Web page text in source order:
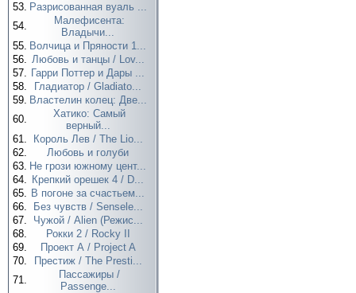
53. Разрисованная вуаль ...
54.
Малефисента:
Владычи...
55. Волчица и Пряности 1...
56. Любовь и танцы / Lov...
57. Гарри Поттер и Дары ...
58.
Гладиатор / Gladiato...
59. Властелин колец: Две...
60.
Хатико: Самый
верный...
61.
Король Лев / The Lio...
62.
Любовь и голуби
63. Не грози южному цент...
64. Крепкий орешек 4 / D...
65. В погоне за счастьем...
66.
Без чувств / Sensele...
67.
Чужой / Alien (Режис...
68.
Рокки 2 / Rocky II
69.
Проект А / Project A
70.
Престиж / The Presti...
71.
Пассажиры /
Passenge...